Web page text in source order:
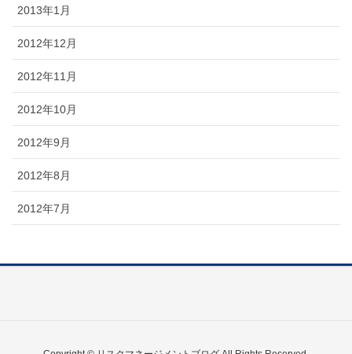
2013年1月
2012年12月
2012年11月
2012年10月
2012年9月
2012年8月
2012年7月